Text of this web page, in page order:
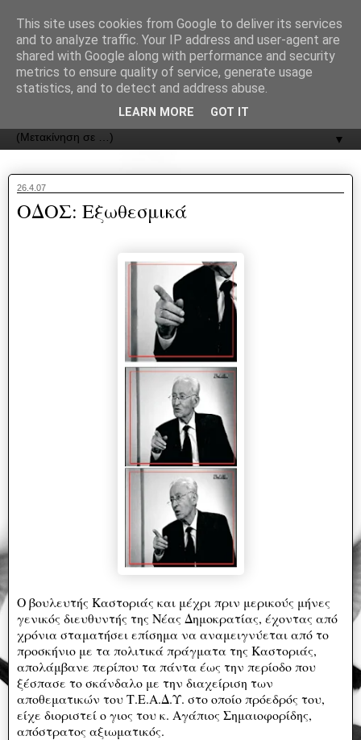
ΟΔΟΣ
▼
26.4.07
ΟΔΟΣ: Εξωθεσμικά
Ο βουλευτής Καστοριάς και μέχρι πριν μερικούς μήνες
γενικός διευθυντής της Νέας Δημοκρατίας, έχοντας από
χρόνια σταματήσει επίσημα να αναμειγνύεται από το
προσκήνιο με τα πολιτικά πράγματα της Καστοριάς,
απολάμβανε περίπου τα πάντα έως την περίοδο που
ξέσπασε το σκάνδαλο με την διαχείριση των
αποθεματικών του Τ.Ε.Α.Δ.Υ. στο οποίο πρόεδρός του,
είχε διοριστεί ο γιος του κ. Αγάπιος Σημαιοφορίδης,
απόστρατος αξιωματικός.
This site uses cookies from Google to deliver its services
and to analyze traffic. Your IP address and user-agent are
shared with Google along with performance and security
metrics to ensure quality of service, generate usage
statistics, and to detect and address abuse.
LEARN MORE GOT IT